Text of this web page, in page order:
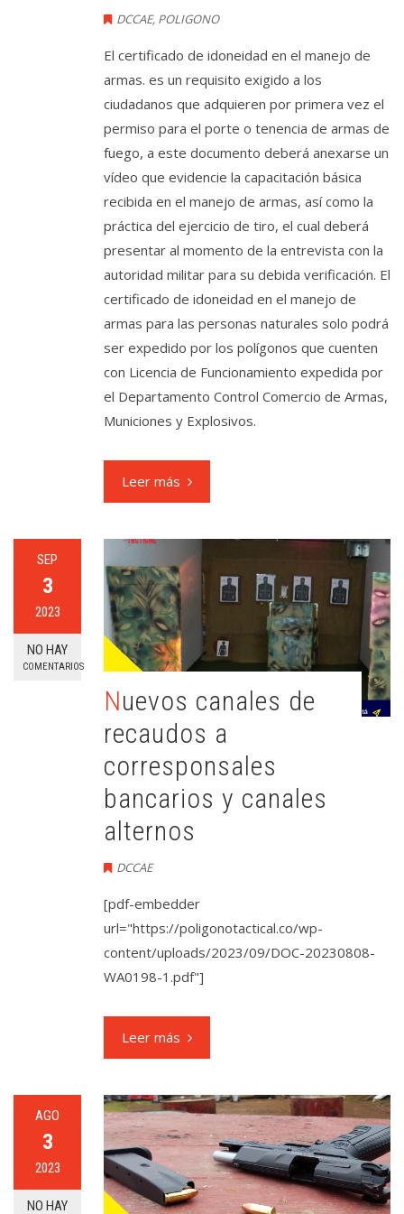
DCCAE, POLIGONO
El certificado de idoneidad en el manejo de
armas. es un requisito exigido a los
ciudadanos que adquieren por primera vez el
permiso para el porte o tenencia de armas de
fuego, a este documento deberá anexarse un
vídeo que evidencie la capacitación básica
recibida en el manejo de armas, así como la
práctica del ejercicio de tiro, el cual deberá
presentar al momento de la entrevista con la
autoridad militar para su debida verificación. El
certificado de idoneidad en el manejo de
armas para las personas naturales solo podrá
ser expedido por los polígonos que cuenten
con Licencia de Funcionamiento expedida por
el Departamento Control Comercio de Armas,
Municiones y Explosivos.
Leer más
SEP
3
2023
NO HAY
COMENTARIOS
Nuevos canales de
recaudos a
corresponsales
bancarios y canales
alternos
DCCAE
[pdf-embedder
url="https://poligonotactical.co/wp-
content/uploads/2023/09/DOC-20230808-
WA0198-1.pdf"]
Leer más
AGO
3
2023
NO HAY